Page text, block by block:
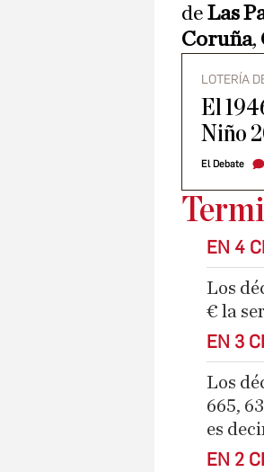
de Las
Coruña,
LOTERÍA
El
Niño
El Debate
EN 4
Los
€ la
EN 3
Los
665,
es
EN 2